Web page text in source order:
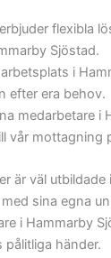
flexibla
Sjöstad.
i
efter era behov.
medarbetare i
vår mottagning
är väl
sina egna
i Hammarby
pålitliga händer.